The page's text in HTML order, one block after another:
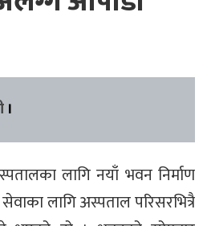
।
लागि नयाँ भवन निर्माण
लागि अस्पताल परिसरभित्रै